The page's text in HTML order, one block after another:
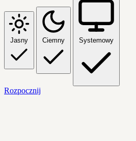
Jasny Ciemny Systemowy
Rozpocznij